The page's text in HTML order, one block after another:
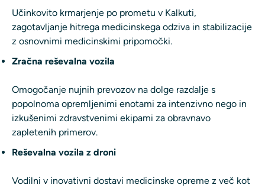
Učinkovito krmarjenje po prometu v Kalkuti,
zagotavljanje hitrega medicinskega odziva in stabilizacije
z osnovnimi medicinskimi pripomočki.
Zračna reševalna vozila
Omogočanje nujnih prevozov na dolge razdalje s
popolnoma opremljenimi enotami za intenzivno nego in
izkušenimi zdravstvenimi ekipami za obravnavo
zapletenih primerov.
Reševalna vozila z droni
Vodilni v inovativni dostavi medicinske opreme z več kot